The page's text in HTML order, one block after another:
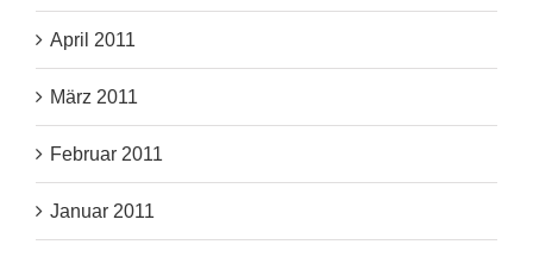
April 2011
März 2011
Februar 2011
Januar 2011